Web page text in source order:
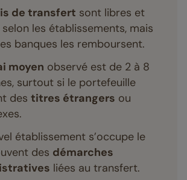
de transfert sont libres et
les établissements, mais
banques les remboursent.
moyen observé est de 2 à 8
surtout si le portefeuille
des titres étrangers ou
établissement s’occupe le
des démarches
liées au transfert.